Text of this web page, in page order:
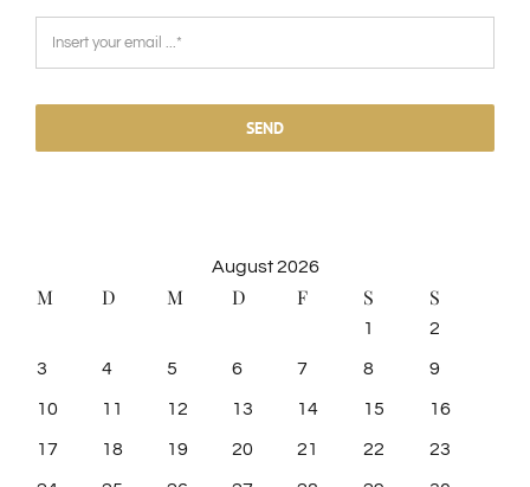
SEND
August 2026
M D M D F S S
1 2
3 4 5 6 7 8 9
10 11 12 13 14 15 16
17 18 19 20 21 22 23